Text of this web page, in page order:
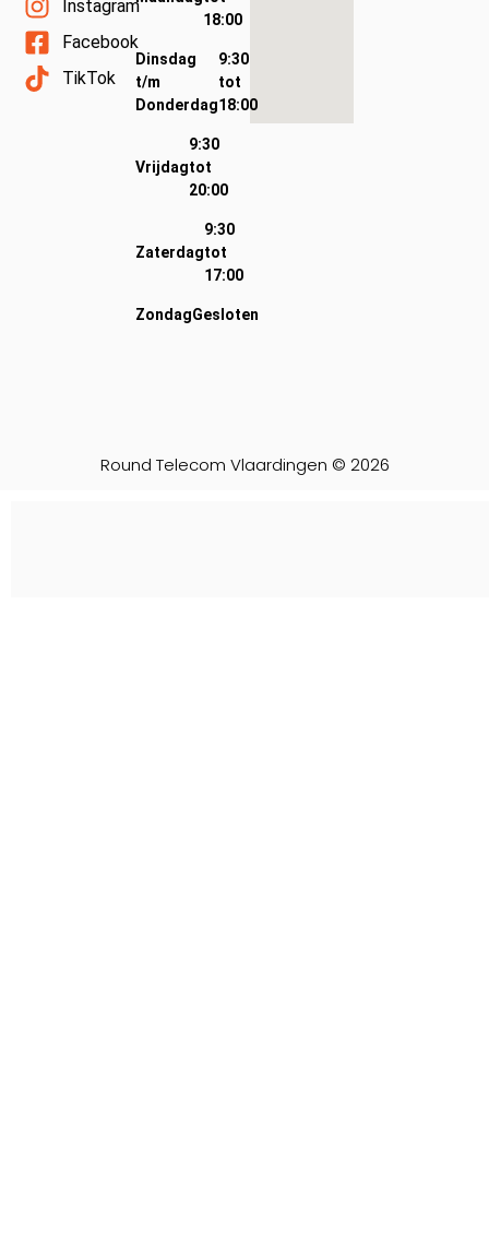
Instagram
Facebook
TikTok
18:00
Dinsdag
t/m
Donderdag
9:30
tot
18:00
Vrijdag
9:30
tot
20:00
Zaterdag
9:30
tot
17:00
ZondagGesloten
Round Telecom Vlaardingen © 2026